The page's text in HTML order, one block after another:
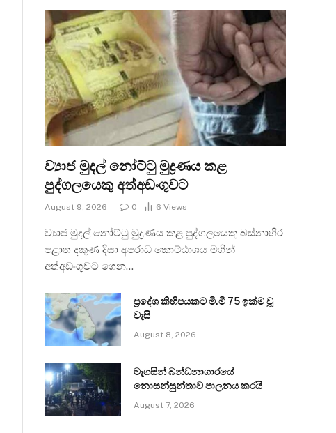
ව්‍යාජ මුදල් නෝට්ටු මුද්‍රණය කළ
පුද්ගලයෙකු අත්අඩංගුවට
August 9, 2026 0 6 Views
ව්‍යාජ මුදල් නෝට්ටු මුද්‍රණය කළ පුද්ගලයෙකු බස්නාහිර
පළාත දකුණ දිසා අපරාධ කොට්ඨාශය මගින්
අත්අඩංගුවට ගෙන…
ප්‍රදේශ කිහිපයකට මි.මී 75 ඉක්ම වූ
වැසි
August 8, 2026
මැගසින් බන්ධනාගාරයේ
නොසන්සුන්තාව පාලනය කරයි
August 7, 2026